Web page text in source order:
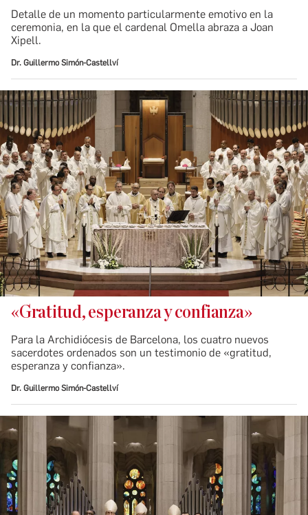
Detalle de un momento particularmente emotivo en la
ceremonia, en la que el cardenal Omella abraza a Joan
Xipell.
Dr. Guillermo Simón-Castellví
«Gratitud, esperanza y confianza»
Para la Archidiócesis de Barcelona, los cuatro nuevos
sacerdotes ordenados son un testimonio de «gratitud,
esperanza y confianza».
Dr. Guillermo Simón-Castellví